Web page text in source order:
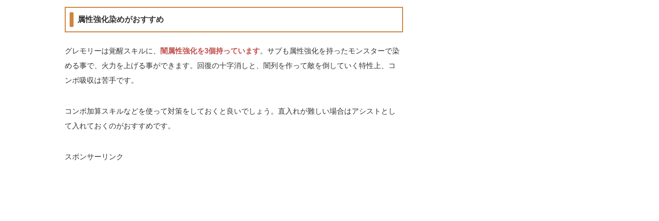
属性強化染めがおすすめ
グレモリーは覚醒スキルに、 闇属性強化を3個持っています。サブも属性強化を持ったモンスターで染
める事で、火力を上げる事ができます。回復の十字消しと、闇列を作って敵を倒していく特性上、コ
ンボ吸収は苦手です。
コンボ加算スキルなどを使って対策をしておくと良いでしょう。直入れが難しい場合はアシストとし
て入れておくのがおすすめです。
スポンサーリンク